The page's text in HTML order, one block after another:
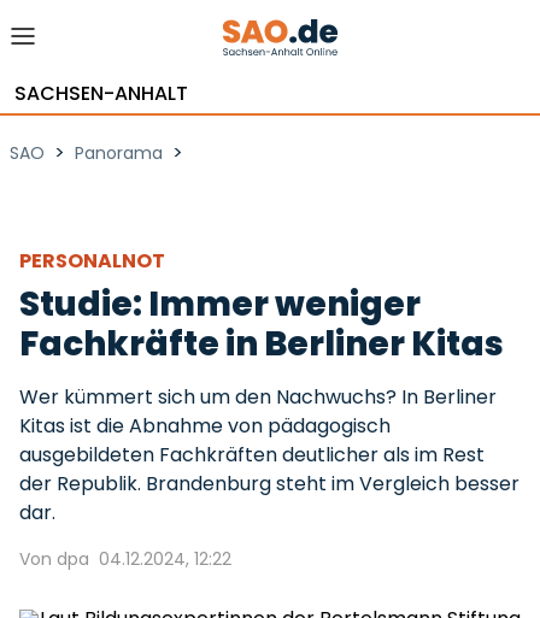
SACHSEN-ANHALT
SAO > Panorama >
PERSONALNOT
Studie: Immer weniger
Fachkräfte in Berliner Kitas
Wer kümmert sich um den Nachwuchs? In Berliner
Kitas ist die Abnahme von pädagogisch
ausgebildeten Fachkräften deutlicher als im Rest
der Republik. Brandenburg steht im Vergleich besser
dar.
Von dpa 04.12.2024, 12:22